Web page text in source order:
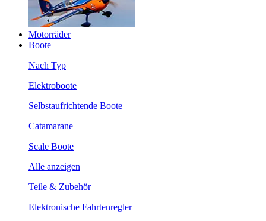
Motorräder
Boote
Nach Typ
Elektroboote
Selbstaufrichtende Boote
Catamarane
Scale Boote
Alle anzeigen
Teile & Zubehör
Elektronische Fahrtenregler